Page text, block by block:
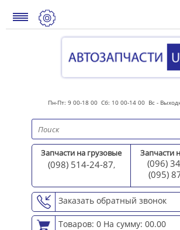
Пн-Пт: 9 00-18 00 Сб: 10 00-14 00 Вс -
Запчасти на грузовые
(098) 514-24-87,
Запчасти
(096)
(095)
Заказать обратный звонок
Товаров: 0 На сумму: 00.00